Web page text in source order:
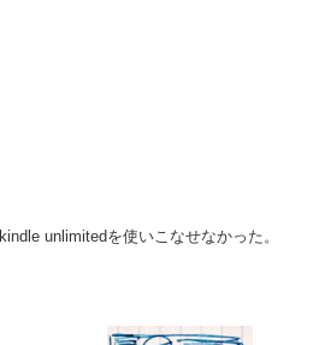
kindle unlimitedを使いこなせなかった。